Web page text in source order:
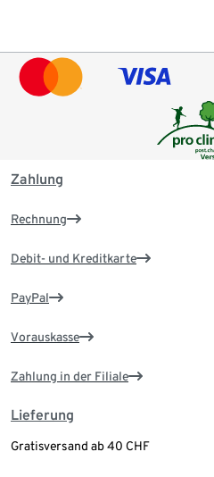
Zahlung
Rechnung
Debit- und Kreditkarte
PayPal
Vorauskasse
Zahlung in der Filiale
Lieferung
Gratisversand ab 40 CHF